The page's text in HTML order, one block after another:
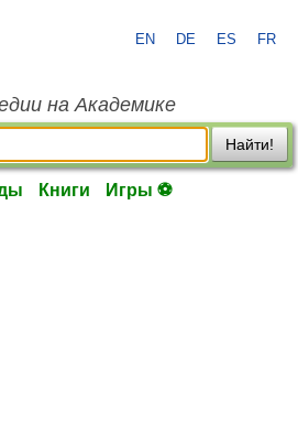
EN DE ES FR
на Академике
Найти!
Книги Игры ⚽